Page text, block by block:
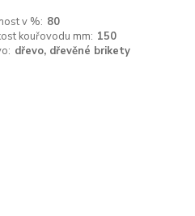
v %: 80
kouřovodu mm: 150
dřevo, dřevěné brikety